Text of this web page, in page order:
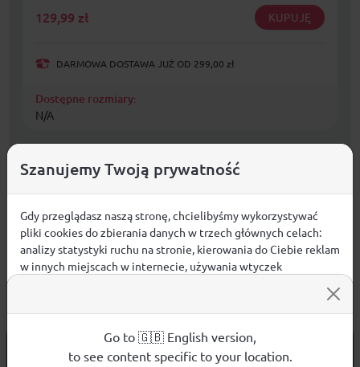
129,99 zł KUPUJĘ
DARMOWA DOSTAWA JUŻ OD 299,00 zł
Dostępne rozmiary:
N/A
DARMOWA WYSYŁKA
od 299 PLN
Szanujemy Twoją prywatność
Gdy przeglądasz naszą stronę, chcielibyśmy wykorzystywać
pliki cookies do zbierania danych w trzech głównych celach:
analizy statystyki ruchu na stronie, kierowania do Ciebie reklam
w innych miejscach w internecie, używania wtyczek
używanych plików cookies.
Aby dowiedzieć się więcej o plikach cookie i tym, jak
wykorzystujemy Twoje dane, odwiedź naszą Polityką
Go to 🇬🇧 English version,
to see content specific to your location.